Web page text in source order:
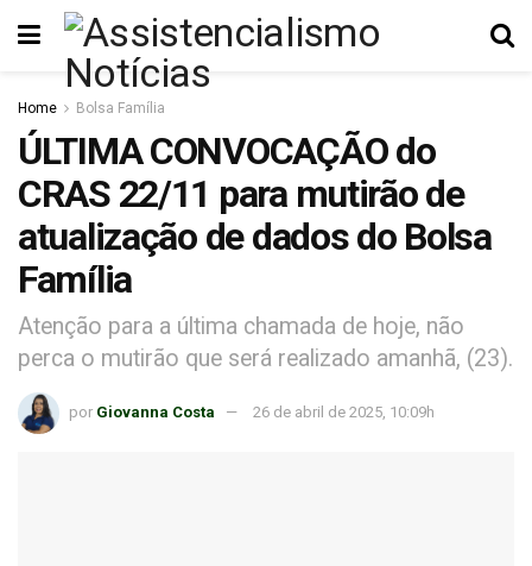
Home Bolsa Família
ÚLTIMA CONVOCAÇÃO do
CRAS 22/11 para mutirão de
atualização de dados do Bolsa
Família
Atenção para a última chamada de hoje, não
perca o mutirão que será realizado amanhã, (23).
por Giovanna Costa 26 de abril de 2025, 10:09h